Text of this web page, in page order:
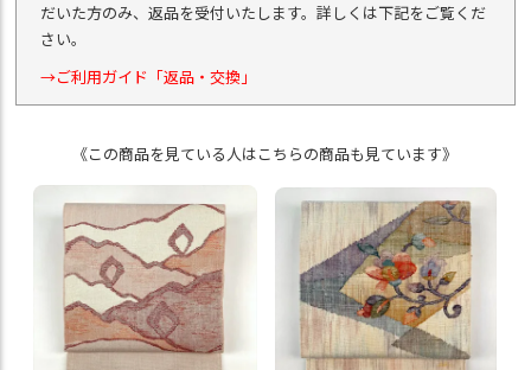
だいた方のみ、返品を受付いたします。詳しくは下記をご覧くだ
さい。
→ご利用ガイド「返品・交換」
《この商品を見ている人はこちらの商品も見ています》